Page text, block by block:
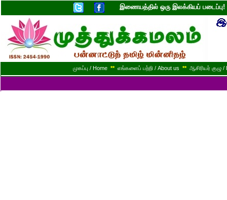
இணையத்தில் ஒரு இலக்கியப்
முகப்பு / Home ** எங்களைப் பற்றி / About us ** ஆசிரியர் குழு